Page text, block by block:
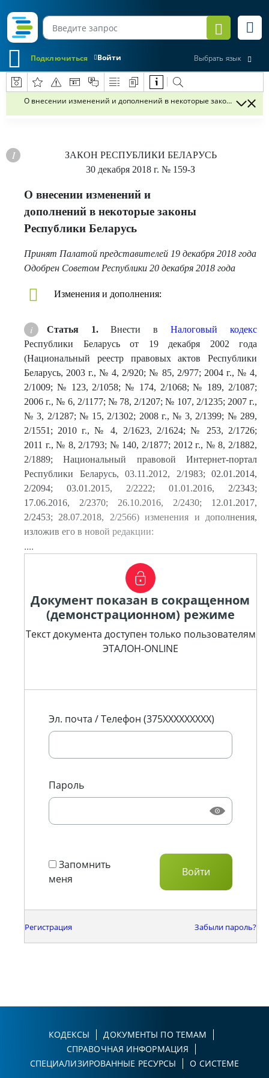
Войти
Подключиться Выбрать язык
О внесении изменений и дополнений в некоторые законы
ЗАКОН РЕСПУБЛИКИ БЕЛАРУСЬ
30 декабря 2018 г. № 159-З
О внесении изменений и
дополнений в некоторые законы
Республики Беларусь
Принят Палатой представителей 19 декабря 2018 года
Одобрен Советом Республики 20 декабря 2018 года
Изменения и дополнения:
Статья 1.Внести вНалоговый кодекс
Республики Беларусь от 19 декабря 2002 года
(Национальный реестр правовых актов Республики
Беларусь, 2003 г., № 4, 2/920; № 85, 2/977; 2004 г., № 4,
2/1009; № 123, 2/1058; № 174, 2/1068; № 189, 2/1087;
2006 г., № 6, 2/1177; № 78, 2/1207; № 107, 2/1235; 2007 г.,
№ 3, 2/1287; № 15, 2/1302; 2008 г., № 3, 2/1399; № 289,
2/1551; 2010 г., № 4, 2/1623, 2/1624; № 253, 2/1726;
2011 г., № 8, 2/1793; № 140, 2/1877; 2012 г., № 8, 2/1882,
2/1889; Национальный правовой Интернет-портал
Республики Беларусь, 03.11.2012, 2/1983; 02.01.2014,
2/2094; 03.01.2015, 2/2222; 01.01.2016, 2/2343;
17.06.2016, 2/2370; 26.10.2016, 2/2430; 12.01.2017,
2/2453; 28.07.2018, 2/2566) изменения и дополнения,
изложив его в новой редакции:
....
Документ показан в сокращенном
(демонстрационном) режиме
Текст документа доступен только пользователям
ЭТАЛОН-ONLINE
Эл. почта / Телефон (375XXXXXXXXX)
Пароль
Запомнить
меня
Регистрация Забыли пароль?
КОДЕКСЫ
ДОКУМЕНТЫ ПО ТЕМАМ
СПРАВОЧНАЯ ИНФОРМАЦИЯ
СПЕЦИАЛИЗИРОВАННЫЕ РЕСУРСЫ
О СИСТЕМЕ